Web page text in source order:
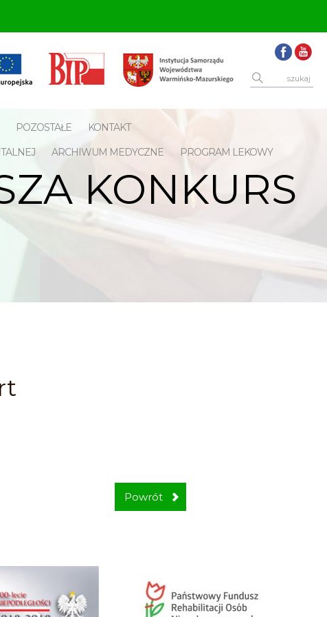
POZOSTAŁE
KONTAKT
ARCHIWUM MEDYCZNE PROGRAM LEKOWY
KONKURS
Powrót